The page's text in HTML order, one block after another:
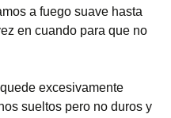
a fuego suave hasta
en cuando para que no
excesivamente
sueltos pero no duros y